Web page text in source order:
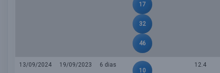
17
32
46
13/09/2024 19/09/2023
6 dias
10
12.4